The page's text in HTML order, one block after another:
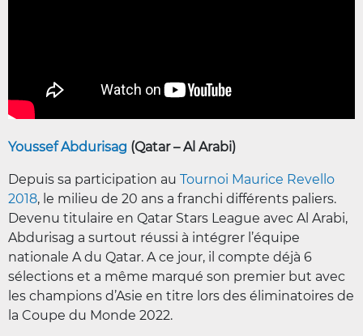
Youssef Abdurisag (Qatar – Al Arabi)
Depuis sa participation au Tournoi Maurice Revello
2018, le milieu de 20 ans a franchi différents paliers.
Devenu titulaire en Qatar Stars League avec Al Arabi,
Abdurisag a surtout réussi à intégrer l’équipe
nationale A du Qatar. A ce jour, il compte déjà 6
sélections et a même marqué son premier but avec
les champions d’Asie en titre lors des éliminatoires de
la Coupe du Monde 2022.